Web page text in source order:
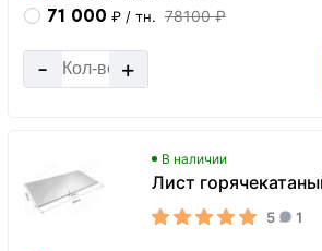
71 000 ₽ / тн. 78100 ₽
- +
В наличии
Лист
5 1